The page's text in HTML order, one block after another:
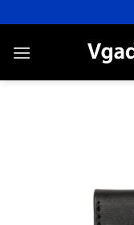
ไป
ยัง